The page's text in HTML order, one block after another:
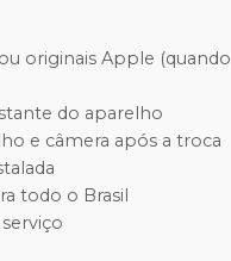
originais Apple (quando
do aparelho
e câmera após a troca
todo o Brasil